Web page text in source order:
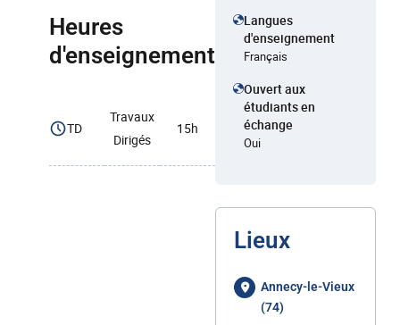
Heures
d'enseignement
TD
Travaux
Dirigés
15h
Langues
d'enseignement
Français
Ouvert aux
étudiants en
échange
Oui
Lieux
Annecy-le-Vieux
(74)